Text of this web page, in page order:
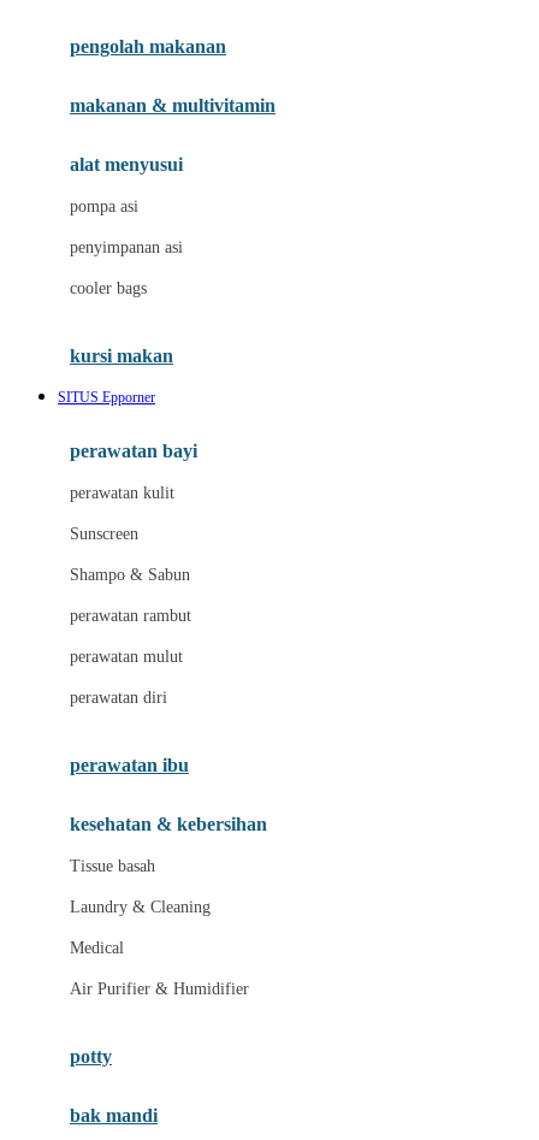
Joolz
Leclerc
Lee Vierra
Lillebaby
Little Bird Told Me
Little Miss Janis
London Taxi
Love To Dream
M
Magformers
Mamaway
Maxi Cosi
Megabloks
Micro
MiDeer
Moby
pengolah makanan
makanan & multivitamin
alat menyusui
pompa asi
penyimpanan asi
cooler bags
kursi makan
SITUS Epporner
perawatan bayi
perawatan kulit
Sunscreen
Shampo & Sabun
perawatan rambut
perawatan mulut
perawatan diri
perawatan ibu
kesehatan & kebersihan
Tissue basah
Laundry & Cleaning
Medical
Air Purifier & Humidifier
potty
bak mandi